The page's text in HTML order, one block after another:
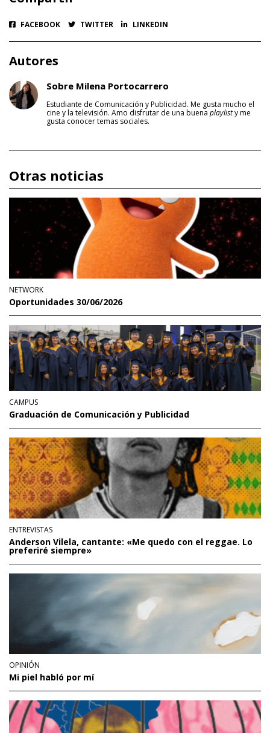
FACEBOOK TWITTER LINKEDIN
Autores
Sobre Milena Portocarrero
Estudiante de Comunicación y Publicidad. Me gusta mucho el
cine y la televisión. Amo disfrutar de una buena playlisty me
gusta conocer temas sociales.
Otras noticias
NETWORK
Oportunidades 30/06/2026
CAMPUS
Graduación de Comunicación y Publicidad
ENTREVISTAS
Anderson Vilela, cantante: «Me quedo con el reggae. Lo
preferiré siempre»
OPINIÓN
Mi piel habló por mí